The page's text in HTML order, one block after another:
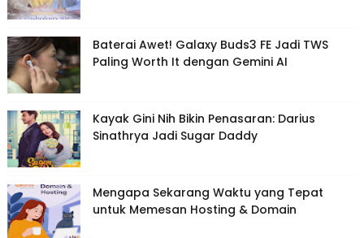
Baterai Awet! Galaxy Buds3 FE Jadi TWS
Paling Worth It dengan Gemini AI
Kayak Gini Nih Bikin Penasaran: Darius
Sinathrya Jadi Sugar Daddy
Mengapa Sekarang Waktu yang Tepat
untuk Memesan Hosting & Domain